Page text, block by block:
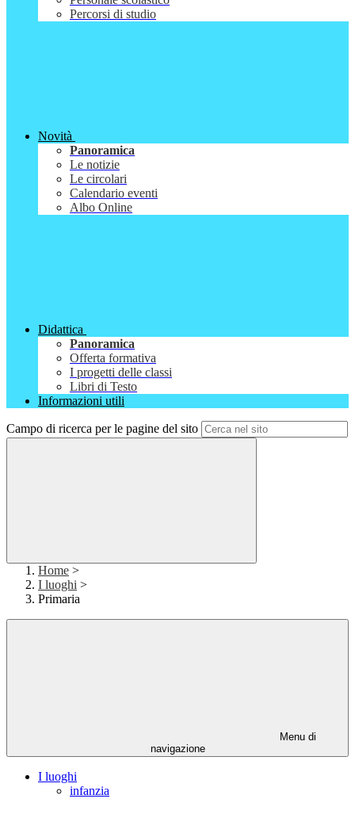
Percorsi di studio
Novità
Panoramica
Le notizie
Le circolari
Calendario eventi
Albo Online
Didattica
Panoramica
Offerta formativa
I progetti delle classi
Libri di Testo
Informazioni utili
Campo di ricerca per le pagine del sito
Home >
I luoghi >
Primaria
Menu di
navigazione
I luoghi
infanzia